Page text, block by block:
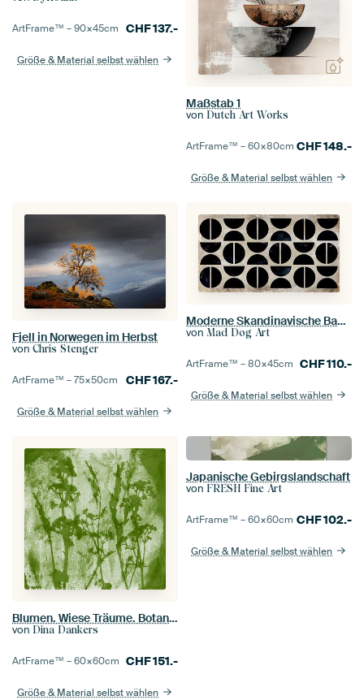
ArtFrame™ –90×45cm CHF137.-
Größe & Material selbst wählen
Maßstab 1
von Dutch Art Works
ArtFrame™ –60×80cm CHF148.-
Größe & Material selbst wählen
Fjell in Norwegen im Herbst
von Chris Stenger
ArtFrame™ –75×50cm CHF167.-
Größe & Material selbst wählen
Moderne Skandinavische Bauhaus Abstraktion Geometrisch
von Mad Dog Art
ArtFrame™ –80×45cm CHF110.-
Größe & Material selbst wählen
Blumen. Wiese Träume. Botanische Illustration im Retro-Stil in grün
von Dina Dankers
ArtFrame™ –60×60cm CHF151.-
Größe & Material selbst wählen
Japanische Gebirgslandschaft
von FRESH Fine Art
ArtFrame™ –60×60cm CHF102.-
Größe & Material selbst wählen